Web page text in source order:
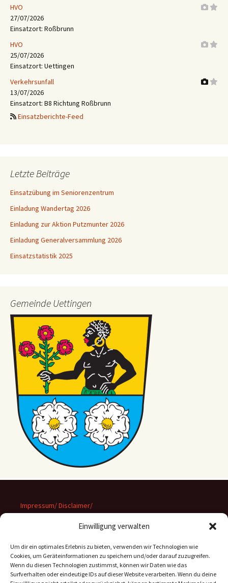
Einwilligung verwalten
Um dir ein optimales Erlebnis zu bieten, verwenden wir Technologien wie
Cookies, um Geräteinformationen zu speichern und/oder darauf zuzugreifen.
Wenn du diesen Technologien zustimmst, können wir Daten wie das
Surfverhalten oder eindeutige IDs auf dieser Website verarbeiten. Wenn du deine
HVO
27/07/2026
Einsatzort: Roßbrunn
HVO
25/07/2026
Einsatzort: Uettingen
Verkehrsunfall
13/07/2026
Einsatzort: B8 Richtung Roßbrunn
Einsatzberichte-Feed
Letzte Beiträge
Einsatzübung im Seniorenzentrum
Einladung Wandertag 2026
Einladung zur Aktion Putzmunter 2026
Einladung Generalversammlung 2026
Einsatzstatistik 2025
Gemeinde Uettingen
Impressum/ Disclaimer/
Datenschutz
Suchen